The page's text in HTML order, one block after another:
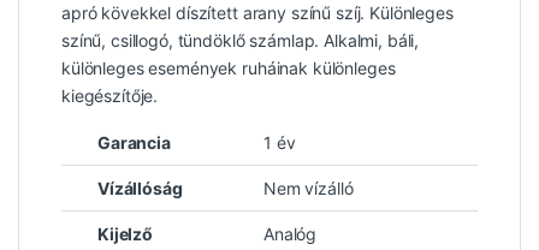
apró kövekkel díszített arany színű szíj. Különleges
színű, csillogó, tündöklő számlap. Alkalmi, báli,
különleges események ruháinak különleges
kiegészítője.
Garancia 1 év
Vízállóság Nem vízálló
Kijelző
Analóg